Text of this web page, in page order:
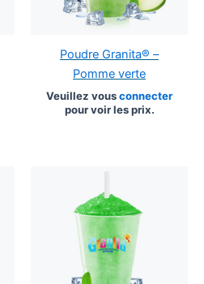
Poudre Granita® –
Pomme verte
Veuillez vousconnecter
pour voir les prix.